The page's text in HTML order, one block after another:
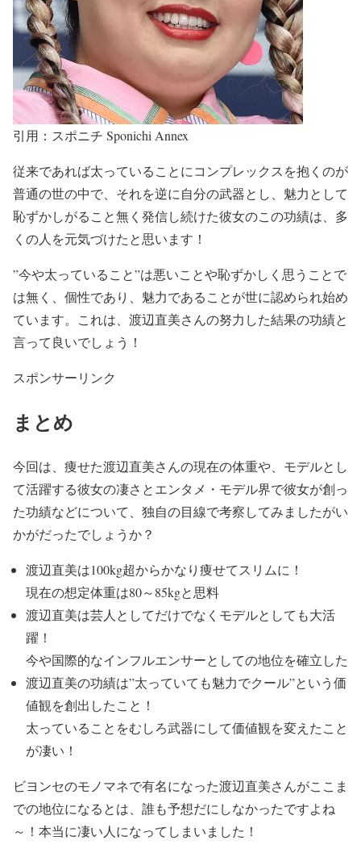
引用：スポニチ Sponichi Annex
従来であれば太っていることにコンプレックスを抱くのが
普通の世の中で、それを逆に自分の武器とし、魅力として
恥ずかしがること無く発信し続けた彼女のこの功績は、多
くの人を元気づけたと思います！
”今や太っていること”は悪いことや恥ずかしく思うことで
は無く、 個性であり、 魅力であることが世に認められ始め
ています。これは、 渡辺直美さんの努力した結果の功績と
言って良いでしょう！
スポンサーリンク
まとめ
今回は、痩せた渡辺直美さんの現在の体重や、モデルとし
て活躍する彼女の凄さとエンタメ・モデル界で彼女が創っ
た功績などについて、独自の目線で考察してみましたがい
かがだったでしょうか？
渡辺直美は100kg超からかなり痩せてスリムに！
現在の想定体重は80～85kgと思料
渡辺直美は芸人としてだけでなくモデルとしても大活
躍！
今や国際的なインフルエンサーとしての地位を確立した
渡辺直美の功績は”太っていても魅力でクール”という価
値観を創出したこと！
太っていることをむしろ武器にして価値観を変えたこと
が凄い！
ビヨンセのモノマネで有名になった渡辺直美さんがここま
での地位になるとは、誰も予想だにしなかったですよね
～！ 本当に凄い人になってしまいました！